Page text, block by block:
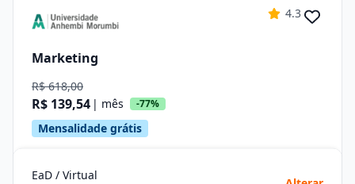
4.3
Marketing
R$ 618,00
R$ 139,54 | mês -77%
Mensalidade grátis
EaD / Virtual